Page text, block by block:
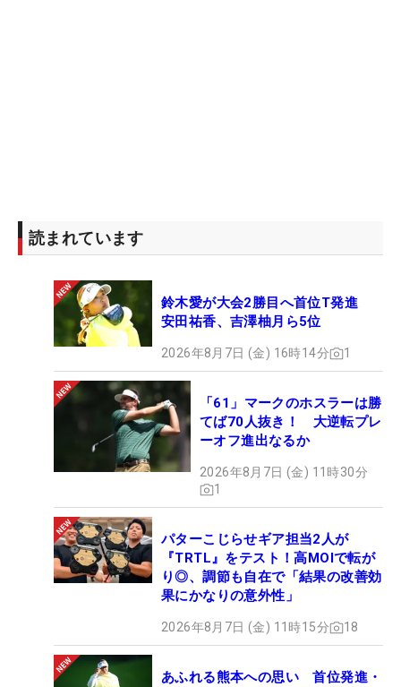
読まれています
鈴木愛が大会2勝目へ首位T発進
安田祐香、吉澤柚月ら5位
2026年8月7日 (金) 16時14分 1
「61」マークのホスラーは勝
てば70人抜き！ 大逆転プレ
ーオフ進出なるか
2026年8月7日 (金) 11時30分
1
パターこじらせギア担当2人が
『TRTL』をテスト！高MOIで転が
り◎、調節も自在で「結果の改善効
果にかなりの意外性」
2026年8月7日 (金) 11時15分 18
あふれる熊本への思い 首位発進・